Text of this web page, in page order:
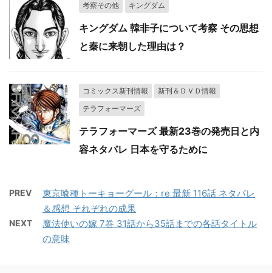
考察その他 キングダム
キングダム 韓非子について考察 その思想
と秦に来朝した理由は？
コミックス新刊情報
新刊＆ＤＶＤ情報
テラフォーマーズ
テラフォーマーズ 最新23巻の発売日と内
容ネタバレ 日本を守るために
PREV
東京喰種トーキョーグール：re 最新 116話 ネタバレ
＆感想 それぞれの成果
NEXT
魔法使いの嫁 7巻 31話から35話までの各話タイトル
の意味